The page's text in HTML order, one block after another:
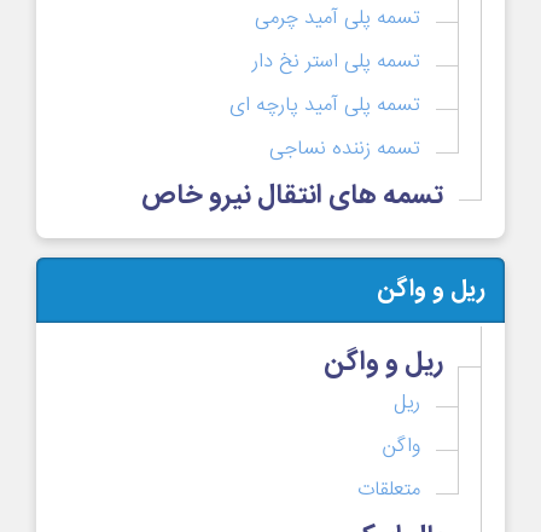
تسمه پلی آمید چرمی
تسمه پلی استر نخ دار
تسمه پلی آمید پارچه ای
تسمه زننده نساجی
تسمه های انتقال نیرو خاص
ریل و واگن
ریل و واگن
ریل
واگن
متعلقات